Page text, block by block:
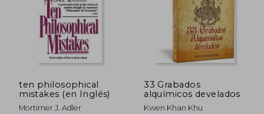
dcto. 14,25 €
5%
dcto.
ten philosophical
mistakes (en Inglés)
Mortimer J. Adler
33 Grabados
alquímicos develados
Kwen Khan Khu